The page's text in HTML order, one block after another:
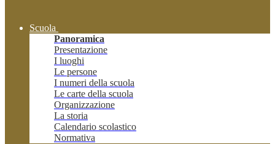
Scuola
Panoramica
Presentazione
I luoghi
Le persone
I numeri della scuola
Le carte della scuola
Organizzazione
La storia
Calendario scolastico
Normativa